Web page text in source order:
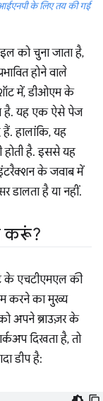
के लिए तय की गई
को चुना जाता है,
होने वाले
में, डीओएम के
है. यह एक ऐसे पेज
हालांकि, यह
होती है. इससे यह
के जवाब में
है या नहीं.
करूं?
के एचटीएमएल की
करने का मुख्य
अपने ब्राउज़र के
दिखता है, तो
डीप है: